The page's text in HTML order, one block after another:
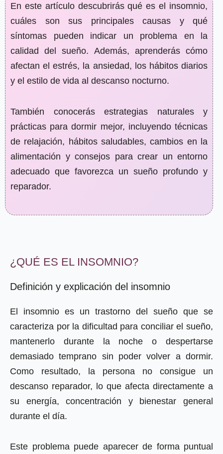
En este artículo descubrirás qué es el insomnio,
cuáles son sus principales causas y qué
síntomas pueden indicar un problema en la
calidad del sueño. Además, aprenderás cómo
afectan el estrés, la ansiedad, los hábitos diarios
y el estilo de vida al descanso nocturno.
También conocerás estrategias naturales y
prácticas para dormir mejor, incluyendo técnicas
de relajación, hábitos saludables, cambios en la
alimentación y consejos para crear un entorno
adecuado que favorezca un sueño profundo y
reparador.
¿QUÉ ES EL INSOMNIO?
Definición y explicación del insomnio
El insomnio es un trastorno del sueño que se
caracteriza por la dificultad para conciliar el sueño,
mantenerlo durante la noche o despertarse
demasiado temprano sin poder volver a dormir.
Como resultado, la persona no consigue un
descanso reparador, lo que afecta directamente a
su energía, concentración y bienestar general
durante el día.
Este problema puede aparecer de forma puntual